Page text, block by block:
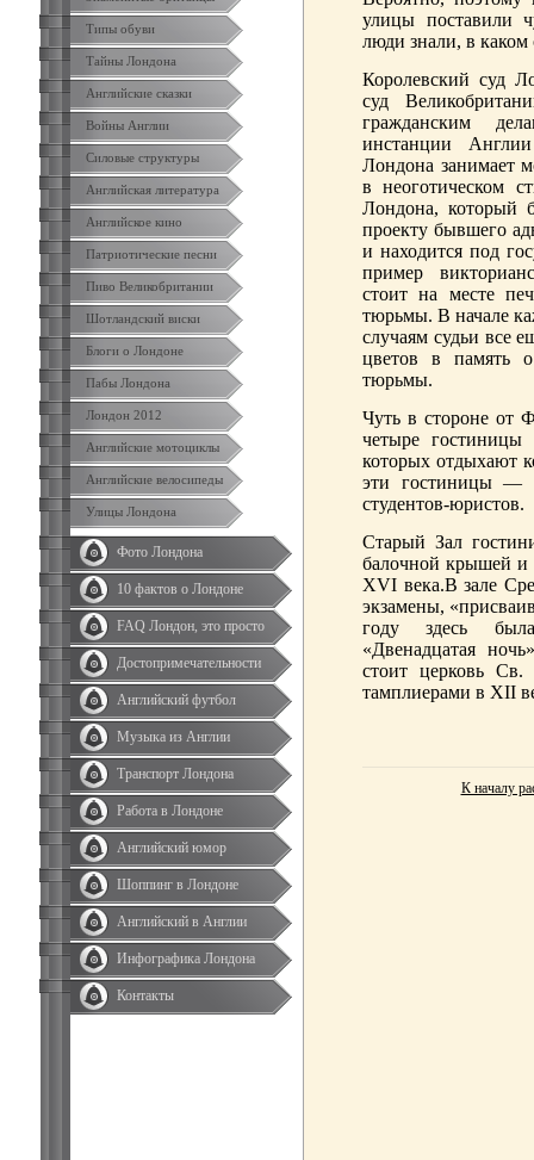
Типы обуви
Тайны Лондона
Английские сказки
Войны Англии
Силовые структуры
Английская литература
Английское кино
Патриотические песни
Пиво Великобритании
Шотландский виски
Блоги о Лондоне
Пабы Лондона
Лондон 2012
Английские мотоциклы
Английские велосипеды
Улицы Лондона
Фото Лондона
10 фактов о Лондоне
FAQ Лондон, это просто
Достопримечательности
Английский футбол
Музыка из Англии
Транспорт Лондона
Работа в Лондоне
Английский юмор
Шоппинг в Лондоне
Английский в Англии
Инфографика Лондона
Контакты
улицы поставили
люди знали, в каком
Королевский суд
суд
гражданским
инстанции
Лондона занимает
в неоготическом
Лондона, который
проекту бывшего
и находится под
пример
стоит на месте
тюрьмы. В начале
случаям судьи все
цветов в память
тюрьмы.
Чуть в стороне от
четыре
которых отдыхают
эти гостиницы —
студентов-юристов.
Старый Зал
балочной крышей и
XVI века.В зале
экзамены,
году здесь
«Двенадцатая
стоит церковь Св.
тамплиерами в XII
К началу